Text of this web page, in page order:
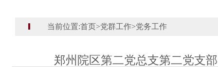
当前位置:首页>党群工作>党务工作
郑州院区第二党总支第二党支